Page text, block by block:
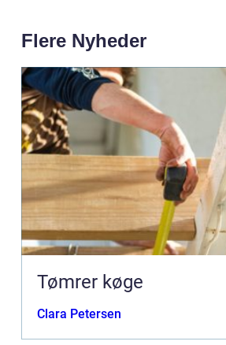
Flere Nyheder
Tømrer køge
Clara Petersen